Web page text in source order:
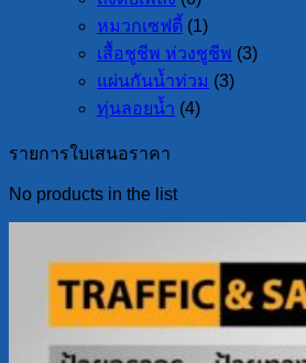
หมวกเซฟตี้ (1)
เสื้อชูชีพ ห่วงชูชีพ (3)
แผ่นกันน้ำท่วม (3)
ทุ่นลอยน้ำ (4)
รายการใบเสนอราคา
No products in the list